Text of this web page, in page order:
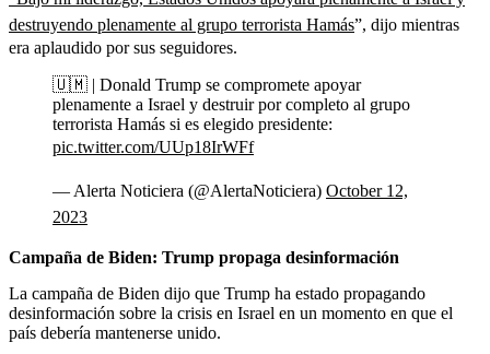
destruyendo plenamente al grupo terrorista Hamás”, dijo mientras
era aplaudido por sus seguidores.
🇺🇲 | Donald Trump se compromete apoyar
plenamente a Israel y destruir por completo al grupo
terrorista Hamás si es elegido presidente:
pic.twitter.com/UUp18IrWFf
— Alerta Noticiera (@AlertaNoticiera) October 12,
2023
Campaña de Biden: Trump propaga desinformación
La campaña de Biden dijo que Trump ha estado propagando
desinformación sobre la crisis en Israel en un momento en que el
país debería mantenerse unido.